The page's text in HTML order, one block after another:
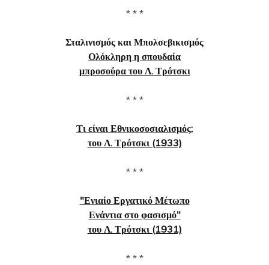
* * *
Σταλινισμός και Μπολσεβικισμός
Ολόκληρη η σπουδαία
μπροσούρα του Λ. Τρότσκι
* * *
Τι είναι Εθνικοσοσιαλισμός;
του Λ. Τρότσκι (1933)
* * *
"Ενιαίο Εργατικό Μέτωπο
Ενάντια στο φασισμό"
του Λ. Τρότσκι (1931)
* * *